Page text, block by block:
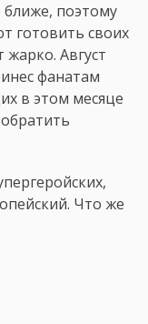
ближе, поэтому
готовить своих
Август
фанатам
в этом месяце
Что же